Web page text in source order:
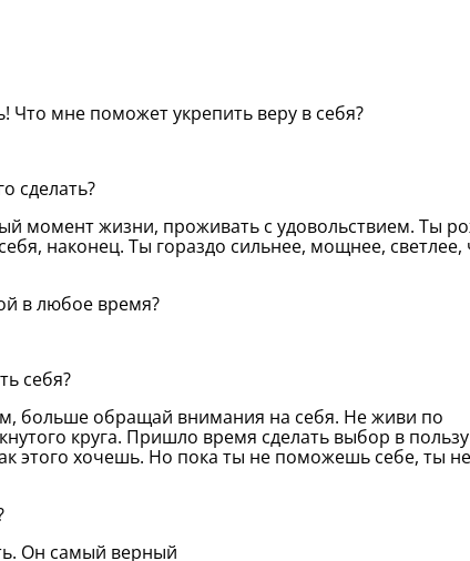
Что мне поможет укрепить веру в себя?
сделать?
момент жизни, проживать с удовольствием. Ты
наконец. Ты гораздо сильнее, мощнее, светлее,
в любое время?
себя?
больше обращай внимания на себя. Не живи по
круга. Пришло время сделать выбор в пользу
этого хочешь. Но пока ты не поможешь себе, ты
Он самый верный